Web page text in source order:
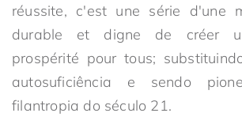
réussite, c'est une série d'une
durable et digne de créer
prospérité pour tous;
autosuficiência e sendo
filantropia do século 21.